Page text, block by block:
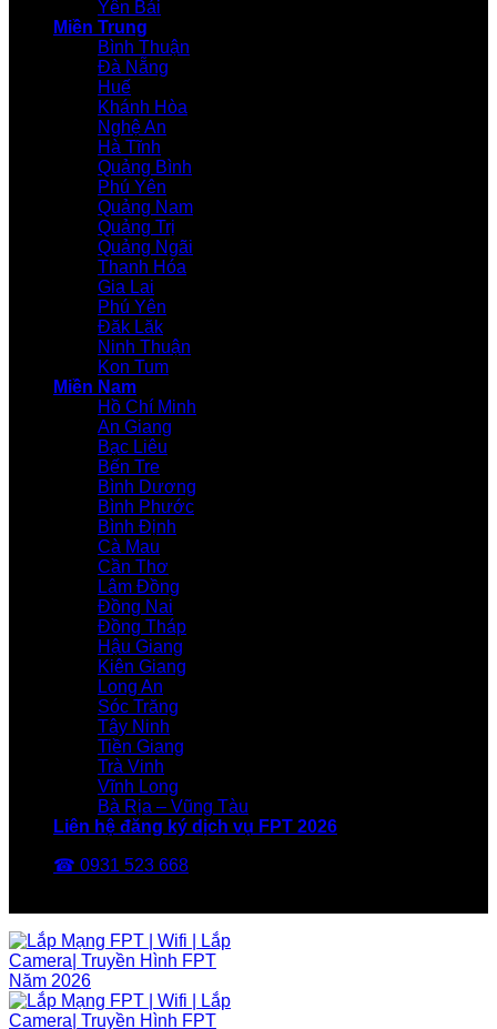
Yên Bái
Miền Trung
Bình Thuận
Đà Nẵng
Huế
Khánh Hòa
Nghệ An
Hà Tĩnh
Quảng Bình
Phú Yên
Quảng Nam
Quảng Trị
Quảng Ngãi
Thanh Hóa
Gia Lai
Phú Yên
Đăk Lăk
Ninh Thuận
Kon Tum
Miền Nam
Hồ Chí Minh
An Giang
Bạc Liêu
Bến Tre
Bình Dương
Bình Phước
Bình Định
Cà Mau
Cần Thơ
Lâm Đồng
Đồng Nai
Đồng Tháp
Hậu Giang
Kiên Giang
Long An
Sóc Trăng
Tây Ninh
Tiền Giang
Trà Vinh
Vĩnh Long
Bà Rịa – Vũng Tàu
Liên hệ đăng ký dịch vụ FPT 2026
☎ 0931 523 668